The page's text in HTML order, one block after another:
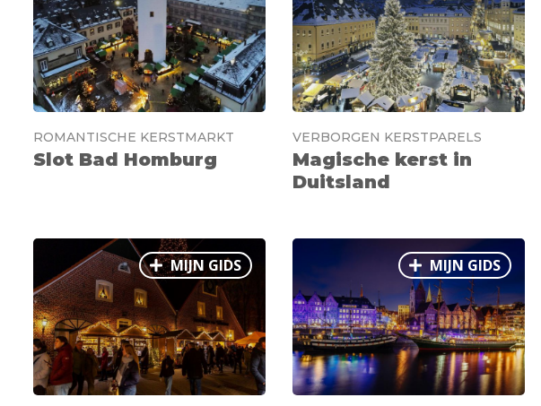
ROMANTISCHE KERSTMARKT
Slot Bad Homburg
VERBORGEN KERSTPARELS
Magische kerst in
Duitsland
MIJN GIDS MIJN GIDS